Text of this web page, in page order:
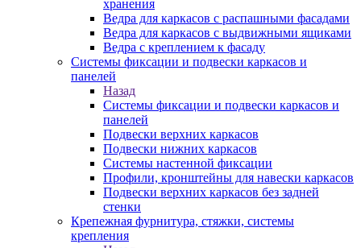
хранения
Ведра для каркасов с распашными фасадами
Ведра для каркасов с выдвижными ящиками
Ведра с креплением к фасаду
Системы фиксации и подвески каркасов и
панелей
Назад
Системы фиксации и подвески каркасов и
панелей
Подвески верхних каркасов
Подвески нижних каркасов
Системы настенной фиксации
Профили, кронштейны для навески каркасов
Подвески верхних каркасов без задней
стенки
Крепежная фурнитура, стяжки, системы
крепления